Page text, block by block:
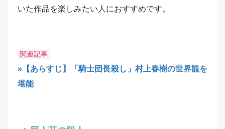
いた作品を楽しみたい人におすすめです。
関連記事
»【あらすじ】「騎士団長殺し」村上春樹の世界観を
堪能